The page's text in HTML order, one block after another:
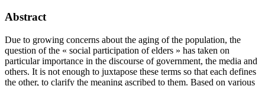
Abstract
Due to growing concerns about the aging of the population, the
question of the « social participation of elders » has taken on
particular importance in the discourse of government, the media and
others. It is not enough to juxtapose these terms so that each defines
the other, to clarify the meaning ascribed to them. Based on various